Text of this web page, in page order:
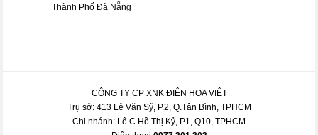
Thành Phố Đà Nẵng
CÔNG TY CP XNK ĐIỆN HOA VIỆT
Trụ sở: 413 Lê Văn Sỹ, P.2, Q.Tân Bình, TPHCM
Chi nhánh: Lô C Hồ Thị Kỷ, P1, Q10, TPHCM